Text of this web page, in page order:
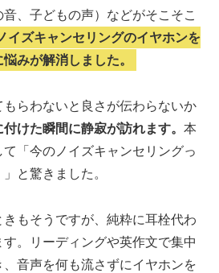
、子どもの声）などがそこそこ
イズキャンセリングのイヤホンを
みが解消しました。
らわないと良さが伝わらないか
付けた瞬間に静寂が訪れます。 本
「今のノイズキャンセリングっ
と驚きました。
きもそうですが、純粋に耳栓代わ
。リーディングや英作文で集中
音声を何も流さずにイヤホンを